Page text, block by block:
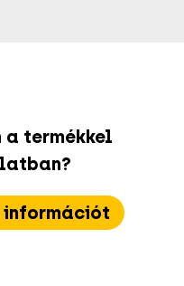
a termékkel
információt